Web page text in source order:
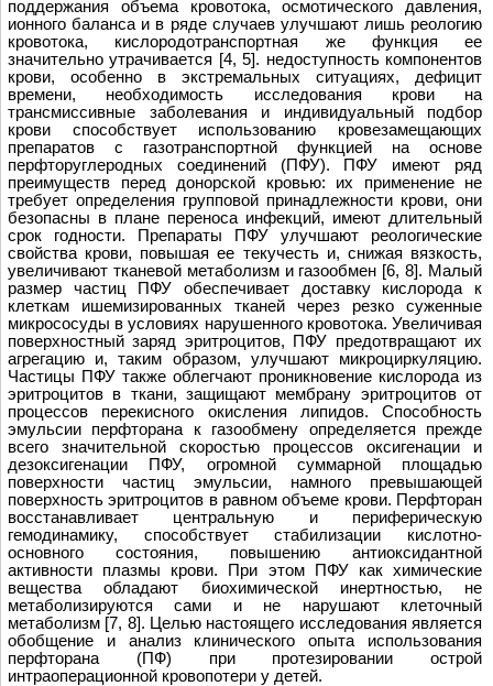
поддержания объема кровотока, осмотического давления,
ионного баланса и в ряде случаев улучшают лишь реологию
кровотока, кислородотранспортная же функция еe
значительно утрачивается [4, 5]. недоступность компонентов
крови, особенно в экстремальных ситуациях, дефицит
времени, необходимость исследования крови на
трансмиссивные заболевания и индивидуальный подбор
крови способствует использованию кровезамещающих
препаратов с газотранспортной функцией на основе
перфторуглеродных соединений (ПФУ). ПФУ имеют ряд
преимуществ перед донорской кровью: их применение не
требует определения групповой принадлежности крови, они
безопасны в плане переноса инфекций, имеют длительный
срок годности. Препараты ПФУ улучшают реологические
свойства крови, повышая ее текучесть и, снижая вязкость,
увеличивают тканевой метаболизм и газообмен [6, 8]. Малый
размер частиц ПФУ обеспечивает доставку кислорода к
клеткам ишемизированных тканей через резко суженные
микрососуды в условиях нарушенного кровотока. Увеличивая
поверхностный заряд эритроцитов, ПФУ предотвращают их
агрегацию и, таким образом, улучшают микроциркуляцию.
Частицы ПФУ также облегчают проникновение кислорода из
эритроцитов в ткани, защищают мембрану эритроцитов от
процессов перекисного окисления липидов. Способность
эмульсии перфторана к газообмену определяется прежде
всего значительной скоростью процессов оксигенации и
дезоксигенации ПФУ, огромной суммарной площадью
поверхности частиц эмульсии, намного превышающей
поверхность эритроцитов в равном объеме крови. Перфторан
восстанавливает центральную и периферическую
гемодинамику, способствует стабилизации кислотно-
основного состояния, повышению антиоксидантной
активности плазмы крови. При этом ПФУ как химические
вещества обладают биохимической инертностью, не
метаболизируются сами и не нарушают клеточный
метаболизм [7, 8]. Целью настоящего исследования является
обобщение и анализ клинического опыта использования
перфторана (ПФ) при протезировании острой
интраоперационной кровопотери у детей.